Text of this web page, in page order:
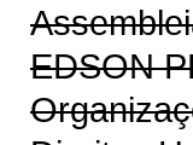
EDSON